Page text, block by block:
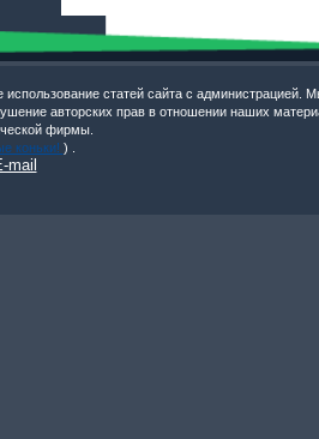
использование статей сайта с администрацией.
авторских прав в отношении наших
фирмы.
коньки! ) .
mail